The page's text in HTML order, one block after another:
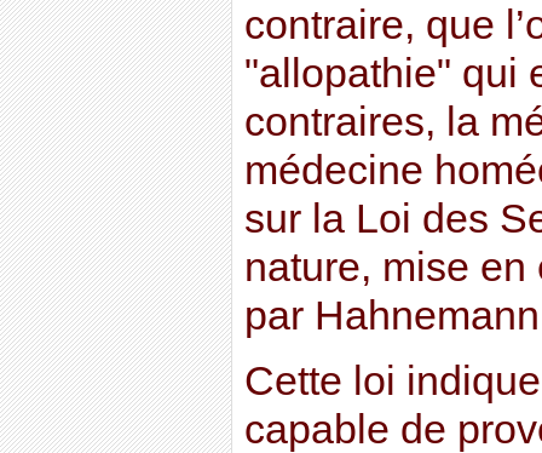
contraire, que
"allopathie" qui
contraires, la
médecine
sur la Loi des
nature, mise
par
Cette loi
capable de